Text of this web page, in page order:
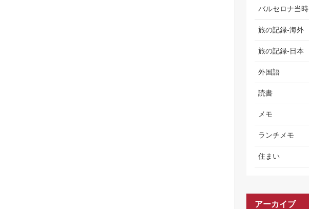
バルセロナ当時
旅の記録-海外
旅の記録-日本
外国語
読書
メモ
ランチメモ
住まい
アーカイブ